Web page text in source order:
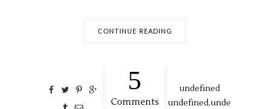
CONTINUE READING
5
Comments
undefined
undefined,unde